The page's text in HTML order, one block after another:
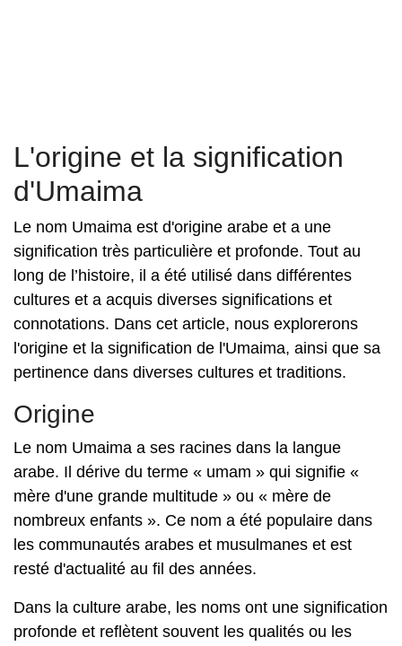
L'origine et la signification
d'Umaima
Le nom Umaima est d'origine arabe et a une
signification très particulière et profonde. Tout au
long de l’histoire, il a été utilisé dans différentes
cultures et a acquis diverses significations et
connotations. Dans cet article, nous explorerons
l'origine et la signification de l'Umaima, ainsi que sa
pertinence dans diverses cultures et traditions.
Origine
Le nom Umaima a ses racines dans la langue
arabe. Il dérive du terme « umam » qui signifie «
mère d'une grande multitude » ou « mère de
nombreux enfants ». Ce nom a été populaire dans
les communautés arabes et musulmanes et est
resté d'actualité au fil des années.
Dans la culture arabe, les noms ont une signification
profonde et reflètent souvent les qualités ou les